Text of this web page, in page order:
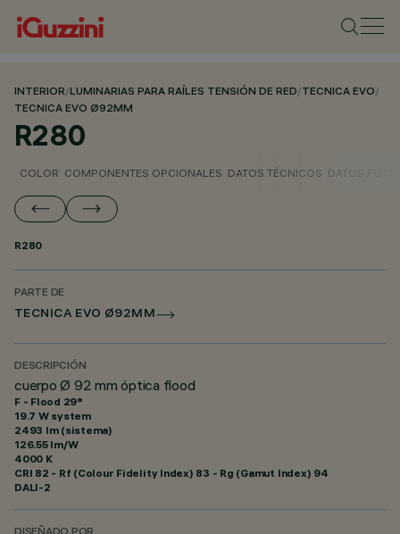
INTERIOR/LUMINARIAS PARA RAÍLES TENSIÓN DE RED/TECNICA EVO/
TECNICA EVO Ø92MM
R280
COLOR COMPONENTES OPCIONALES DATOS TÉCNICOS DATOS
R280
PARTE DE
TECNICA EVO Ø92MM
DESCRIPCIÓN
cuerpo Ø 92 mm óptica flood
F - Flood 29°
19.7 W system
2493 lm (sistema)
126.55 lm/W
4000 K
CRI 82 - Rf (Colour Fidelity Index) 83 - Rg (Gamut Index) 94
DALI-2